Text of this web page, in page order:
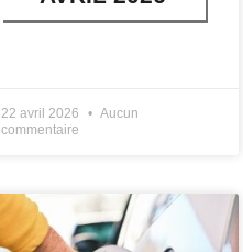
22 avril 2026
Aucun
commentaire